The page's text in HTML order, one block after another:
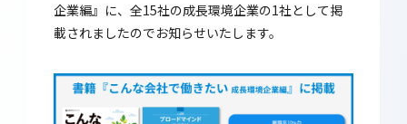
企業編』に、全15社の成長環境企業の1社として掲
載されましたのでお知らせいたします。